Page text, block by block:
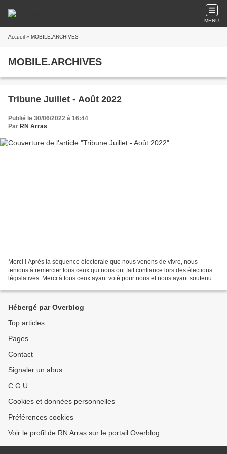
MENU
Accueil » MOBILE.ARCHIVES
MOBILE.ARCHIVES
Tribune Juillet - Août 2022
Publié le 30/06/2022 à 16:44
Par RN Arras
Merci ! Après la séquence électorale que nous venons de vivre, nous
tenions à remercier tous ceux qui nous ont fait confiance lors des élections
législatives. Merci à tous ceux ayant voté pour nous et nous ayant soutenu
Hébergé par Overblog
Top articles
Pages
Contact
Signaler un abus
C.G.U.
Cookies et données personnelles
Préférences cookies
Voir le profil de RN Arras sur le portail Overblog